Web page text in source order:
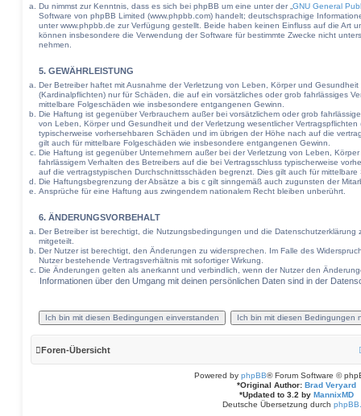
Du nimmst zur Kenntnis, dass es sich bei phpBB um eine unter der „ GNU General
Software von phpBB Limited (www.phpbb.com) handelt; deutschsprachige
unter www.phpbb.de zur Verfügung gestellt. Beide haben keinen Einfluss auf die Art
können insbesondere die Verwendung der Software für bestimmte Zwecke nicht
nehmen.
5. GEWÄHRLEISTUNG
Der Betreiber haftet mit Ausnahme der Verletzung von Leben, Körper und
(Kardinalpflichten) nur für Schäden, die auf ein vorsätzliches oder grob fahrlässiges
mittelbare Folgeschäden wie insbesondere entgangenen Gewinn.
Die Haftung ist gegenüber Verbrauchern außer bei vorsätzlichem oder grob
von Leben, Körper und Gesundheit und der Verletzung wesentlicher
typischerweise vorhersehbaren Schäden und im übrigen der Höhe nach auf die
gilt auch für mittelbare Folgeschäden wie insbesondere entgangenen Gewinn.
Die Haftung ist gegenüber Unternehmern außer bei der Verletzung von Leben,
fahrlässigem Verhalten des Betreibers auf die bei Vertragsschluss typischerweise
auf die vertragstypischen Durchschnittsschäden begrenzt. Dies gilt auch für
Die Haftungsbegrenzung der Absätze a bis c gilt sinngemäß auch zugunsten der
Ansprüche für eine Haftung aus zwingendem nationalem Recht bleiben unberührt.
6. ÄNDERUNGSVORBEHALT
Der Betreiber ist berechtigt, die Nutzungsbedingungen und die Datenschutzerklärung
mitgeteilt.
Der Nutzer ist berechtigt, den Änderungen zu widersprechen. Im Falle des
Nutzer bestehende Vertragsverhältnis mit sofortiger Wirkung.
Die Änderungen gelten als anerkannt und verbindlich, wenn der Nutzer den
Informationen über den Umgang mit deinen persönlichen Daten sind in der
Foren-Übersicht
Powered by phpBB® Forum Software ©
*Original Author: Brad Veryard
*Updated to 3.2 by MannixMD
Deutsche Übersetzung durch